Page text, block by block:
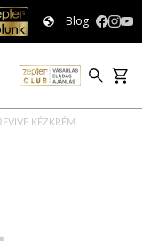
Blog
KÉZKRÉM